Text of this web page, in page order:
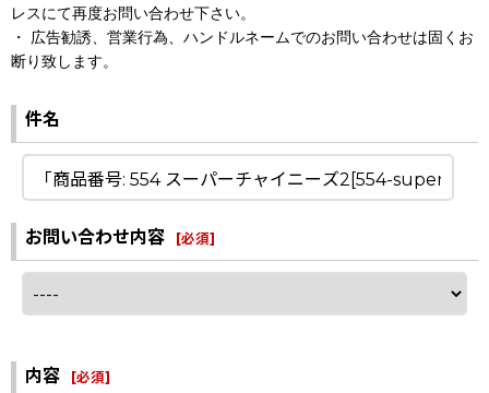
レスにて再度お問い合わせ下さい。
・ 広告勧誘、営業行為、ハンドルネームでのお問い合わせは固くお
断り致します。
件名
お問い合わせ内容 [必須]
内容 [必須]